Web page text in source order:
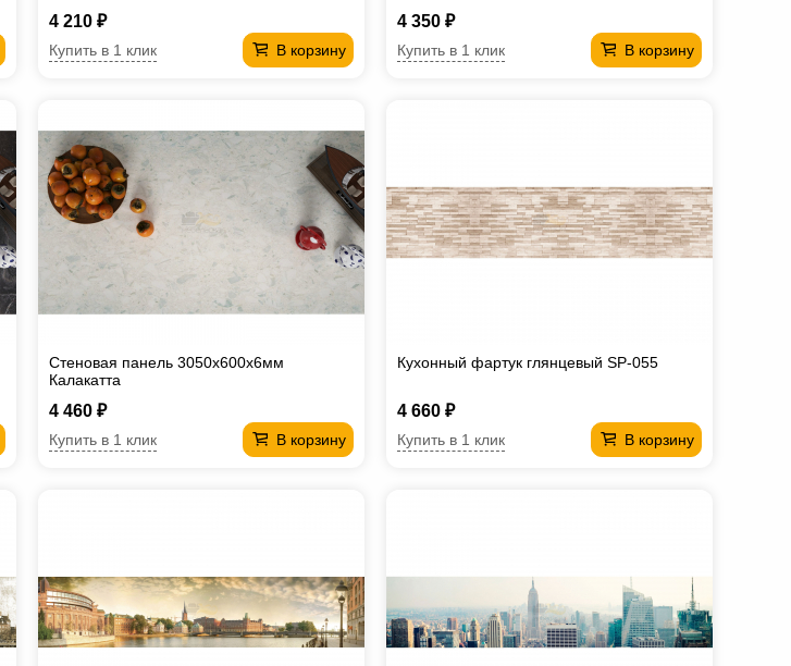
4 210 ₽
В корзину
Купить в 1 клик
4 350 ₽
В корзину
Купить в 1 клик
Стеновая панель 3050х600х6мм
Калакатта
4 460 ₽
В корзину
Купить в 1 клик
Кухонный фартук глянцевый SP-055
4 660 ₽
В корзину
Купить в 1 клик